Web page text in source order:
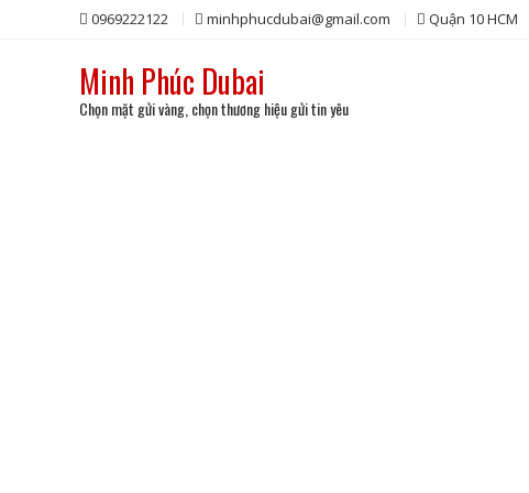
0969222122 minhphucdubai@gmail.com Quận 10 HCM
Minh Phúc Dubai
Chọn mặt gửi vàng, chọn thương hiệu gửi tin yêu